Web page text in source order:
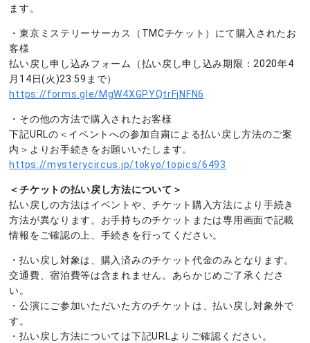
ます。
・東京ミステリーサーカス（TMCチケット）にて購入されたお
客様
払い戻し申し込みフォーム（払い戻し申し込み期限：2020年4
月14日(火)23:59まで）
https://forms.gle/MgW4XGPYQtrFjNFN6
・その他の方法で購入されたお客様
下記URLの＜イベントへの参加自粛による払い戻し方法のご案
内＞よりお手続きをお願いいたします。
https://mysterycircus.jp/tokyo/topics/6493
＜チケットの払い戻し方法について＞
払い戻しの方法はイベントや、チケット購入方法により手続き
方法が異なります。お手持ちのチケットまたは専用画面で記載
情報をご確認の上、手続きを行ってください。
・払い戻し対象は、購入済みのチケット代金のみとなります。
交通費、宿泊費等は含まれません。あらかじめご了承くださ
い。
・公演にご参加いただいた方のチケットは、払い戻し対象外で
す。
・払い戻し方法については下記URLよりご確認ください。